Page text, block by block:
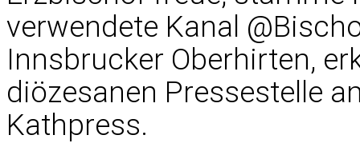
verwendete Kanal
Innsbrucker Oberhirten,
diözesanen Pressestelle
Kathpress.